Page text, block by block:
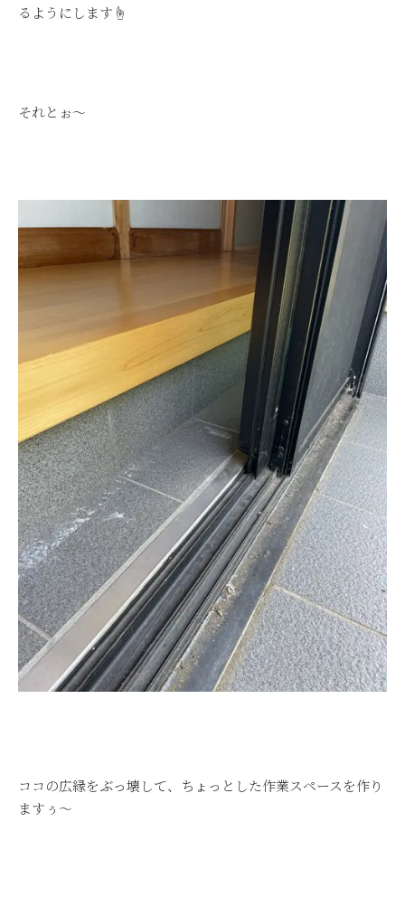
るようにします☝
それとぉ～
ココの広縁をぶっ壊して、ちょっとした作業スペースを作り
ますぅ～